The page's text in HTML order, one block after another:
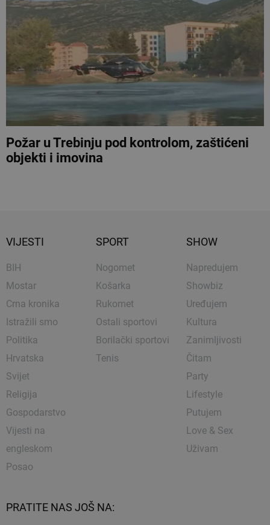
Požar u Trebinju pod kontrolom, zaštićeni
objekti i imovina
VIJESTI
BIH
Mostar
Crna kronika
Istražili smo
Politika
Hrvatska
Svijet
Religija
Gospodarstvo
Vijesti na
engleskom
Posao
SPORT
Nogomet
Košarka
Rukomet
Ostali sportovi
Borilački sportovi
Tenis
SHOW
Napredujem
Showbiz
Uređujem
Kultura
Zanimljivosti
Čitam
Party
Lifestyle
Putujem
Love & Sex
Uživam
PRATITE NAS JOŠ NA: